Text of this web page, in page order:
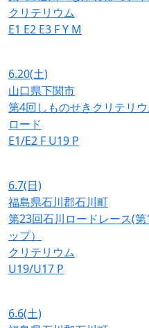
クリテリウム
E1 E2 E3 FY M
6.20(土)
山口県下関市
第4回しものせきクリテリ
ロード
E1/E2 F U19 P
6.7(日)
福島県石川郡石川町
第23回石川ロードレース(
ップ）
クリテリウム
U19/U17 P
6.6(土)